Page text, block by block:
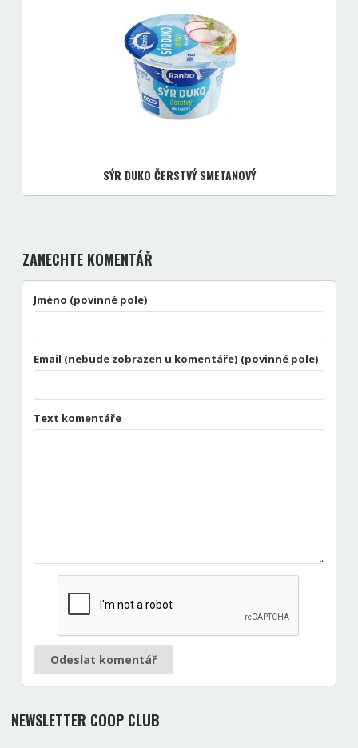
SÝR DUKO ČERSTVÝ SMETANOVÝ
ZANECHTE KOMENTÁŘ
Jméno (povinné pole)
Email (nebude zobrazen u komentáře) (povinné pole)
Text komentáře
Odeslat komentář
NEWSLETTER COOP CLUB